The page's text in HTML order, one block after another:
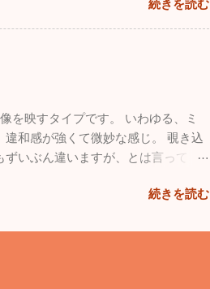
続きを読む
を映すタイプです。 いわゆる、ミ
和感が強くて微妙な感じ。 覗き込
いぶん違いますが、とは言って
続きを読む